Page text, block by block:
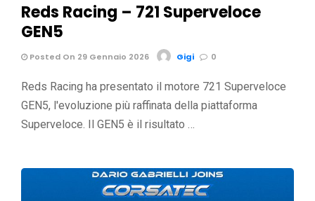
Reds Racing – 721 Superveloce
GEN5
Posted On 29 Gennaio 2026 Gigi 0
Reds Racing ha presentato il motore 721 Superveloce
GEN5, l'evoluzione più raffinata della piattaforma
Superveloce. Il GEN5 è il risultato …